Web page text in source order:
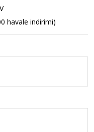
havale indirimi)